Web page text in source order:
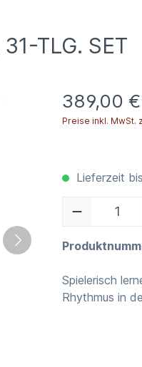
TLG. SET
389,00
Preise inkl. MwSt.
Lieferzeit
Spielerisch
Rhythmus in